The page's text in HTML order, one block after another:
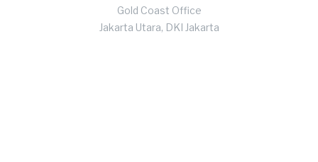
Gold Coast Office
Jakarta Utara, DKI Jakarta